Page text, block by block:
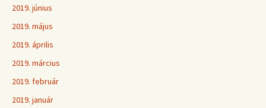
2019. június
2019. május
2019. április
2019. március
2019. február
2019. január